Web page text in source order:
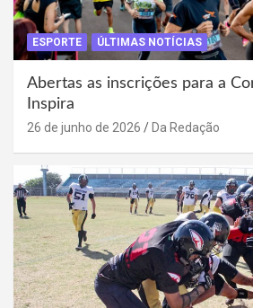
ESPORTE ÚLTIMAS NOTÍCIAS
Abertas as inscrições para a
Inspira
26 de junho de 2026 Da Redação